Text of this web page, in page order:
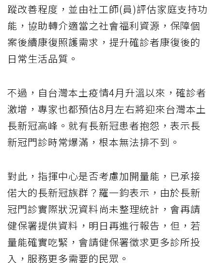
蹤改善程度，並由社工師(員)評估家庭支持功
能，協助轉介適當之社會福利資源，保障個
案後續康復照護需求，提升確診者康復後的
日常生活品質。
不過，自台灣本土疫情4月升溫以來，確診者
激增，專家也都預估8月左右將迎來台灣本土
長新冠高峰。就有長新冠患者抱怨，表示長
新冠門診時常爆滿，根本無法排不到。
對此，指揮中心是否考慮加開量能，已承接
偌大的長新冠族群？羅一鈞表示，由於長新
冠門診實際狀況資料尚未整理統計，會再請
健保署提供資料，明日再進行報告，但，若
量能確實吃緊，會請健保署徵求更多診所投
入，服務更多需要的民眾。